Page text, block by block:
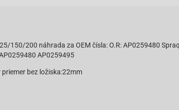
150/200 náhrada za OEM čísla: O.R: AP0259480
AP0259495
bez ložiska:22mm